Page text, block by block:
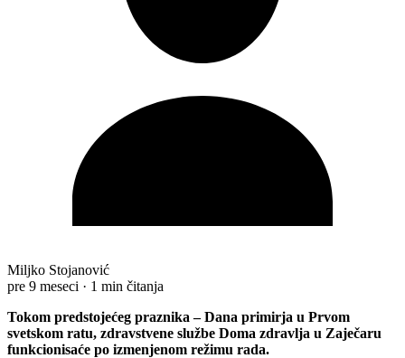
Miljko Stojanović
pre 9 meseci · 1 min čitanja
Tokom predstojećeg praznika – Dana primirja u Prvom
svetskom ratu, zdravstvene službe Doma zdravlja u Zaječaru
funkcionisaće po izmenjenom režimu rada.